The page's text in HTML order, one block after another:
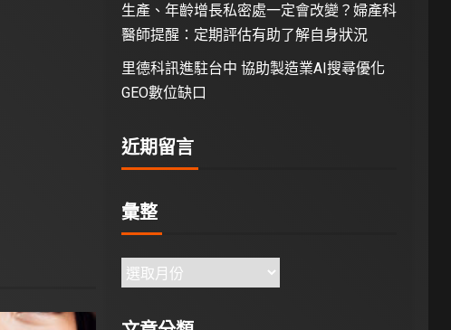
生產、年齡增長私密處一定會改變？婦產科
醫師提醒：定期評估有助了解自身狀況
里德科訊進駐台中 協助製造業AI搜尋優化
GEO數位缺口
近期留言
彙整